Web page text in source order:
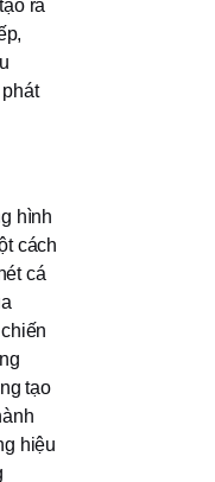
ra
hình
cách
cá
tạo
hiệu